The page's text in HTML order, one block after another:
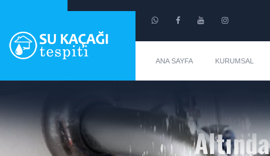
ANA SAYFA KURUMSAL